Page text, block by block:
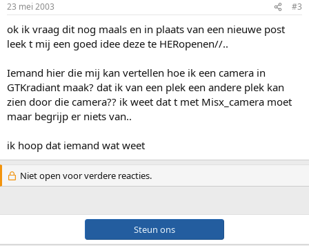
23 mei 2003 #3
ok ik vraag dit nog maals en in plaats van een nieuwe post
leek t mij een goed idee deze te HERopenen//..
Iemand hier die mij kan vertellen hoe ik een camera in
GTKradiant maak? dat ik van een plek een andere plek kan
zien door die camera?? ik weet dat t met Misx_camera moet
maar begrijp er niets van..
ik hoop dat iemand wat weet
Niet open voor verdere reacties.
Steun ons